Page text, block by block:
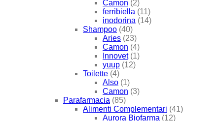
Camon (2)
ferribiella (11)
inodorina (14)
Shampoo (40)
Aries (23)
Camon (4)
Innovet (1)
yuup (12)
Toilette (4)
Also (1)
Camon (3)
Parafarmacia (85)
Alimenti Complementari (41)
Aurora Biofarma (12)